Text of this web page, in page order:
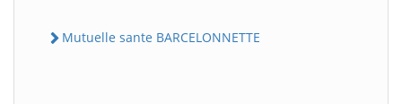
Mutuelle sante BARCELONNETTE